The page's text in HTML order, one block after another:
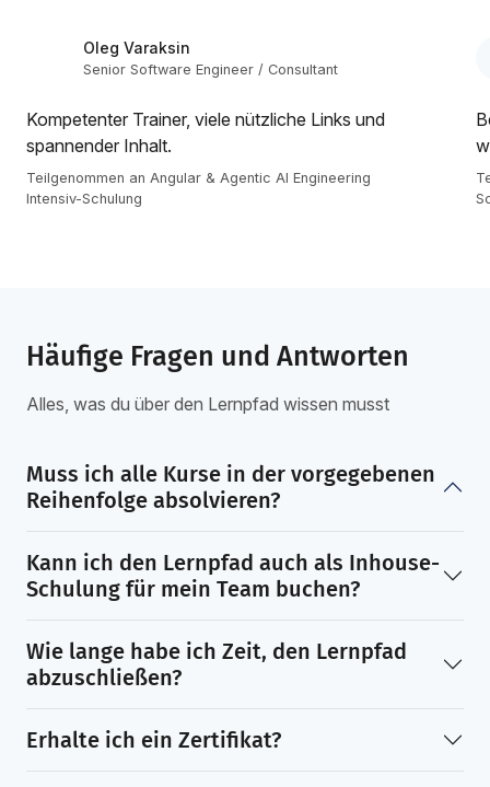
Oleg Varaksin
Senior Software Engineer / Consultant
Kompetenter Trainer, viele nützliche Links und
spannender Inhalt.
Teilgenommen an Angular & Agentic AI Engineering
Intensiv-Schulung
Häufige Fragen und Antworten
Alles, was du über den Lernpfad wissen musst
Muss ich alle Kurse in der vorgegebenen
Reihenfolge absolvieren?
Kann ich den Lernpfad auch als Inhouse-
Schulung für mein Team buchen?
Wie lange habe ich Zeit, den Lernpfad
abzuschließen?
Erhalte ich ein Zertifikat?